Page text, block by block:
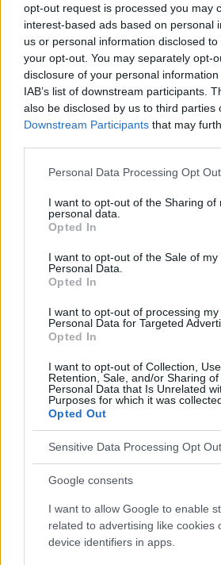
opt-out request is processed you may
interest-based ads based on personal
us or personal information disclosed
your opt-out. You may separately opt-
disclosure of your personal
IAB’s list of downstream participants.
also be disclosed by us to third parties
Downstream Participants that may
Please note that this website/app uses
not limited to your visit or usage
grant or deny consent to Google and
use your data for below specified
consent section.
Personal Data Processing Opt
I want to opt-out of the Sharing of
personal data.
Opted In
I want to opt-out of the Sale of my
Personal Data.
Opted In
I want to opt-out of processing my
Personal Data for Targeted
Opted In
I want to opt-out of Collection, Use,
Retention, Sale, and/or Sharing of
Personal Data that Is Unrelated
Purposes for which it was
Opted Out
Sensitive Data Processing Opt
Google consents
I want to allow Google to enable
related to advertising like cookies
device identifiers in apps.
¿Interesante?
Temas Comidas saludables
Productos para estómagos sensibles
Mira también en la lengua
français polskim
educativo e informativo. El editor y los
los consejos y sugerencias incluidos en
con un médico.